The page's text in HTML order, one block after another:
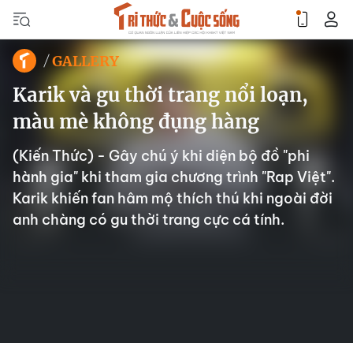
GALLERY
Karik và gu thời trang nổi loạn,
màu mè không đụng hàng
(Kiến Thức) - Gây chú ý khi diện bộ đồ "phi
hành gia" khi tham gia chương trình "Rap Việt".
Karik khiến fan hâm mộ thích thú khi ngoài đời
anh chàng có gu thời trang cực cá tính.